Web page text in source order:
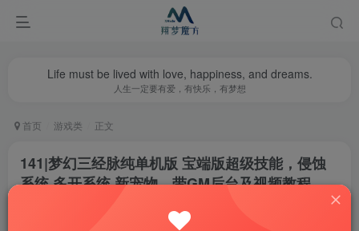
Life must be lived with love, happiness, and dreams.
人生一定要有爱，有快乐，有梦想
首页 游戏类 正文
141|梦幻三经脉纯单机版 宝端版超级技能，侵蚀
系统,多开系统,新宠物，带GM后台及视频教程